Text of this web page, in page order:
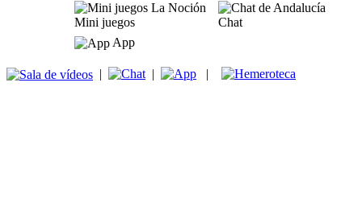
Mini juegos
Chat
App
| | |